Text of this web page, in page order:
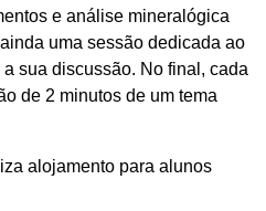
e análise mineralógica
uma sessão dedicada ao
sua discussão. No final, cada
de 2 minutos de um tema
alojamento para alunos